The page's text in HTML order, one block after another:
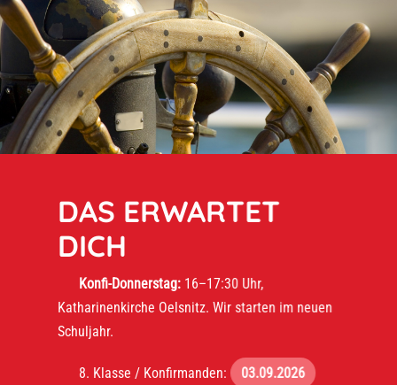
DAS ERWARTET
DICH
Konfi-Donnerstag:16–17:30 Uhr,
Katharinenkirche Oelsnitz. Wir starten im neuen
Schuljahr.
8. Klasse / Konfirmanden: 03.09.2026